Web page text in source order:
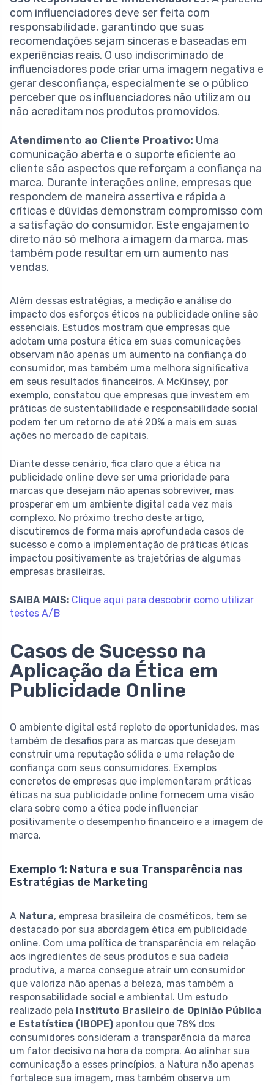
com influenciadores deve ser feita com
responsabilidade, garantindo que suas
recomendações sejam sinceras e baseadas em
experiências reais. O uso indiscriminado de
influenciadores pode criar uma imagem negativa e
gerar desconfiança, especialmente se o público
perceber que os influenciadores não utilizam ou
não acreditam nos produtos promovidos.
Atendimento ao Cliente Proativo: Uma
comunicação aberta e o suporte eficiente ao
cliente são aspectos que reforçam a confiança na
marca. Durante interações online, empresas que
respondem de maneira assertiva e rápida a
críticas e dúvidas demonstram compromisso com
a satisfação do consumidor. Este engajamento
direto não só melhora a imagem da marca, mas
também pode resultar em um aumento nas
vendas.
Além dessas estratégias, a medição e análise do
impacto dos esforços éticos na publicidade online são
essenciais. Estudos mostram que empresas que
adotam uma postura ética em suas comunicações
observam não apenas um aumento na confiança do
consumidor, mas também uma melhora significativa
em seus resultados financeiros. A McKinsey, por
exemplo, constatou que empresas que investem em
práticas de sustentabilidade e responsabilidade social
podem ter um retorno de até 20% a mais em suas
ações no mercado de capitais.
Diante desse cenário, fica claro que a ética na
publicidade online deve ser uma prioridade para
marcas que desejam não apenas sobreviver, mas
prosperar em um ambiente digital cada vez mais
complexo. No próximo trecho deste artigo,
discutiremos de forma mais aprofundada casos de
sucesso e como a implementação de práticas éticas
impactou positivamente as trajetórias de algumas
empresas brasileiras.
SAIBA MAIS: Clique aqui para descobrir como utilizar
testes A/B
Casos de Sucesso na
Aplicação da Ética em
Publicidade Online
O ambiente digital está repleto de oportunidades, mas
também de desafios para as marcas que desejam
construir uma reputação sólida e uma relação de
confiança com seus consumidores. Exemplos
concretos de empresas que implementaram práticas
éticas na sua publicidade online fornecem uma visão
clara sobre como a ética pode influenciar
positivamente o desempenho financeiro e a imagem de
marca.
Exemplo 1: Natura e sua Transparência nas
Estratégias de Marketing
A Natura, empresa brasileira de cosméticos, tem se
destacado por sua abordagem ética em publicidade
online. Com uma política de transparência em relação
aos ingredientes de seus produtos e sua cadeia
produtiva, a marca consegue atrair um consumidor
que valoriza não apenas a beleza, mas também a
responsabilidade social e ambiental. Um estudo
realizado pela Instituto Brasileiro de Opinião Pública
e Estatística (IBOPE) apontou que 78% dos
consumidores consideram a transparência da marca
um fator decisivo na hora da compra. Ao alinhar sua
comunicação a esses princípios, a Natura não apenas
fortalece sua imagem, mas também observa um